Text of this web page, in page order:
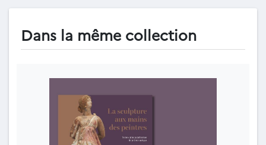
Dans la même collection